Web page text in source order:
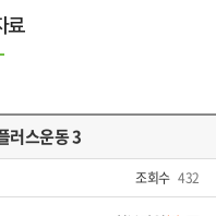
료
러스운동 3
조회수 432